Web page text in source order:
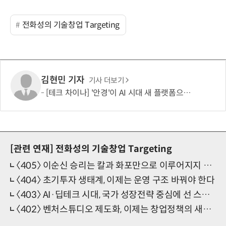
전화성의 기술창업 Targeting
김현민 기자 기사 더보기
[테크 차이나] '안경'이 AI 시대 새 플랫폼으로…선더버드, 메타·샤오미와 차세대 컴퓨팅 경쟁
[관련 연재]
전화성의 기술창업 Targeting
〈405〉 이순신 승리는 칼과 화포만으로 이루어지지 않았다
〈404〉 초기투자 생태계, 이제는 운영 구조 바꿔야 한다
〈403〉 AI·딥테크 시대, 국가 성장전략 중심에 선 스타트업
〈402〉 벤처스튜디오 제도화, 이제는 창업정책의 새로운 축을 세울 때다